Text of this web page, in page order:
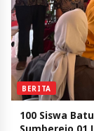
BERITA
100 Siswa
Sumberejo 01